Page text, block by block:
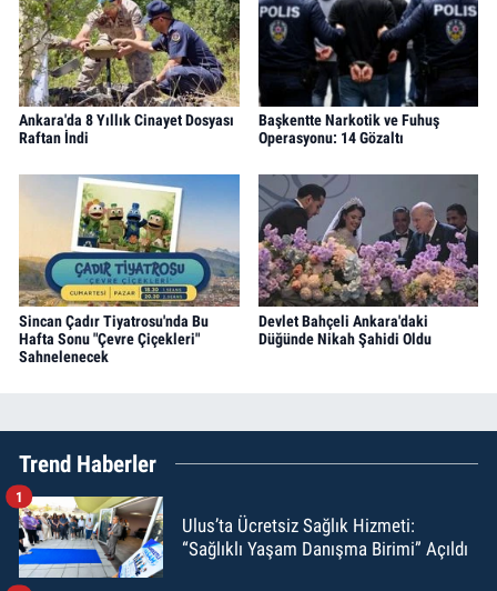
Ankara'da 8 Yıllık Cinayet Dosyası
Raftan İndi
Başkentte Narkotik ve Fuhuş
Operasyonu: 14 Gözaltı
Sincan Çadır Tiyatrosu'nda Bu
Hafta Sonu "Çevre Çiçekleri"
Sahnelenecek
Devlet Bahçeli Ankara'daki
Düğünde Nikah Şahidi Oldu
Trend Haberler
Ulus’ta Ücretsiz Sağlık Hizmeti:
“Sağlıklı Yaşam Danışma Birimi” Açıldı
1